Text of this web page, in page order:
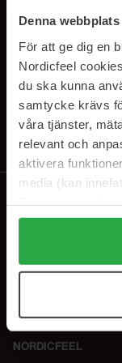
Denna
För att ge dig en
Nordicfeel
du ska kunna
samtycke krävs
våra tjänster,
relevant och
aktivera
media (kan
Genom att trycka
alla cookies,
användningen av
samt vår
E-postadresse
Ved å abonnere
NORDICFEEL